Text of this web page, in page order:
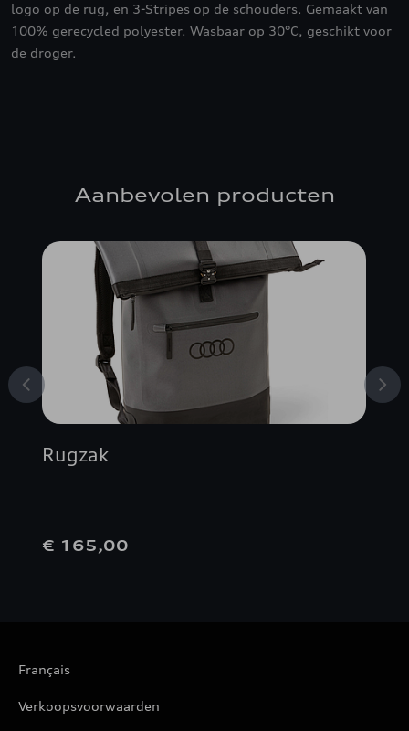
logo op de rug, en 3-Stripes op de schouders. Gemaakt van
100% gerecycled polyester. Wasbaar op 30°C, geschikt voor
de droger.
Aanbevolen producten
Rugzak
€ 165,00
Français
Verkoopsvoorwaarden